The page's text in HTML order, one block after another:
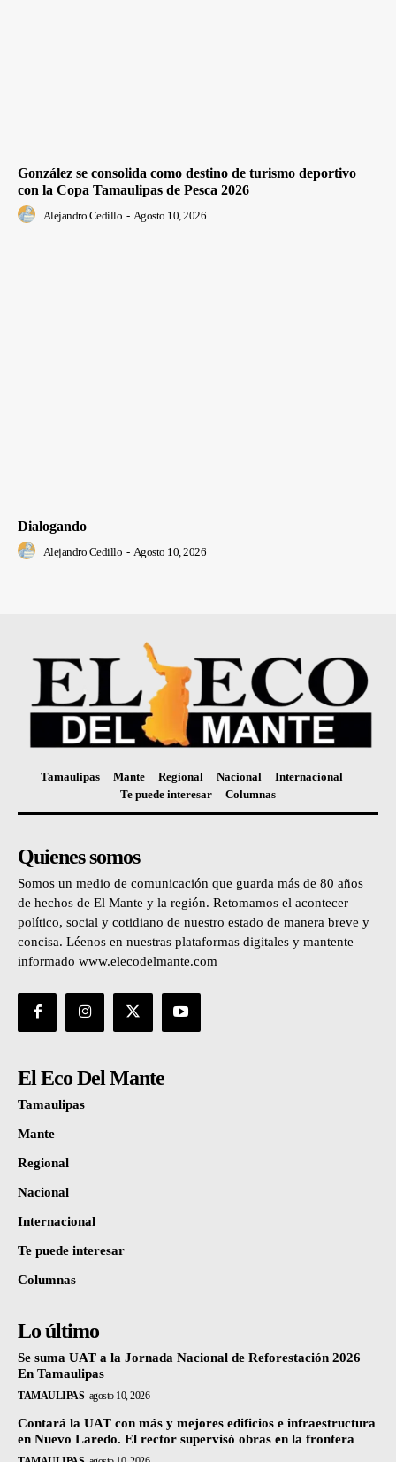
González se consolida como destino de turismo deportivo
con la Copa Tamaulipas de Pesca 2026
Alejandro Cedillo - Agosto 10, 2026
Dialogando
Alejandro Cedillo - Agosto 10, 2026
Tamaulipas Mante Regional Nacional
Internacional
Te puede interesar
Columnas
Quienes somos
Somos un medio de comunicación que guarda más de 80 años
de hechos de El Mante y la región. Retomamos el acontecer
político, social y cotidiano de nuestro estado de manera breve y
concisa. Léenos en nuestras plataformas digitales y mantente
informado www.elecodelmante.com
El Eco Del Mante
Tamaulipas
Mante
Regional
Nacional
Internacional
Te puede interesar
Columnas
Lo último
Se suma UAT a la Jornada Nacional de Reforestación 2026
En Tamaulipas
TAMAULIPAS agosto 10, 2026
Contará la UAT con más y mejores edificios e infraestructura
en Nuevo Laredo. El rector supervisó obras en la frontera